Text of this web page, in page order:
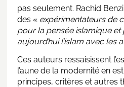
pas seulement. Rachid
des « expérimentateurs de
pour la pensée islamique et
aujourd’hui l’islam avec les
Ces auteurs ressaisissent
l’aune de la modernité en
principes, critères et autres